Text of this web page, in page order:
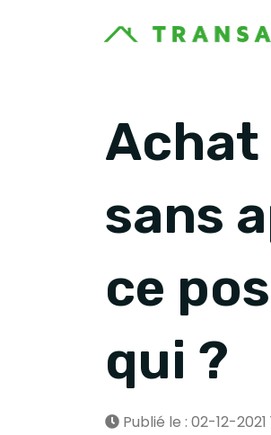
sans
ce
qui ?
Publié le : 02-12-2021